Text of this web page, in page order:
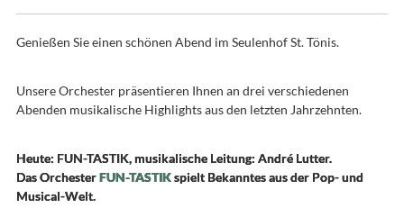
Genießen Sie einen schönen Abend im Seulenhof St. Tönis.
Unsere Orchester präsentieren Ihnen an drei verschiedenen
Abenden musikalische Highlights aus den letzten Jahrzehnten.
Heute: FUN-TASTIK, musikalische Leitung: André Lutter.
Das OrchesterFUN-TASTIKspielt Bekanntes aus der Pop- und
Musical-Welt.